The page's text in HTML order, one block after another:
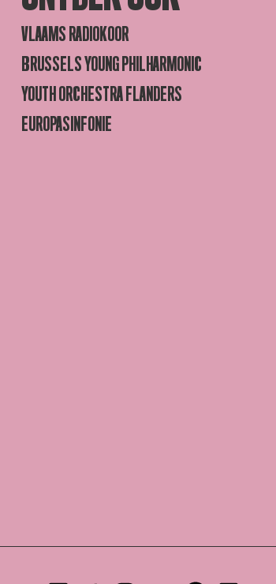
VLAAMS RADIOKOOR
BRUSSELS YOUNG PHILHARMONIC
YOUTH ORCHESTRA FLANDERS
EUROPASINFONIE